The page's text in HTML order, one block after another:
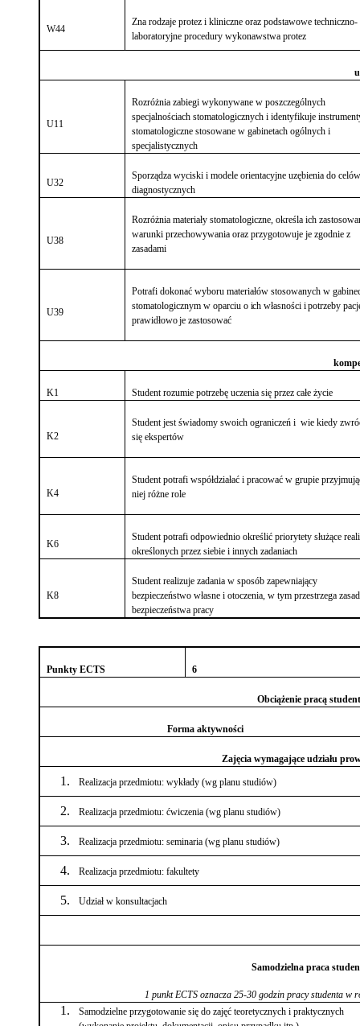
W44
Zna rodzaje protez i kliniczne oraz podstawowe techniczno-
laboratoryjne procedury wykonawstwa protez
U11
Rozróżnia zabiegi wykonywane w poszczególnych
specjalnościach stomatologicznych i identyfikuje
stomatologiczne stosowane w gabinetach ogólnych i
specjalistycznych
U32
Sporządza wyciski i modele orientacyjne uzębienia do
diagnostycznych
U38
Rozróżnia materiały stomatologiczne, określa ich
warunki przechowywania oraz przygotowuje je zgodnie z
zasadami
U39
Potrafi dokonać wyborumateriałów stosowanych w
stomatologicznym woparciu o ich własności i potrzeby
prawidłowo je zastosować
K1 Student rozumie potrzebę uczenia się przez całe życie
K2
Student jest świadomy swoich ograniczeń i wie kiedy
się ekspertów
K4
Student potrafi współdziałać i pracować w grupie
niej różne role
K6
Student potrafi odpowiednio określić priorytety służące
określonych przez siebie i innych zadaniach
K8
Student realizuje zadania w sposób zapewniający
bezpieczeństwo własne i otoczenia, w tym przestrzega zasad
bezpieczeństwa pracy
Punkty ECTS 6
Obciążenie pracą
Forma aktywności
Zajęcia wymagające udziału
Realizacja przedmiotu: wykłady (wg planu studiów)
Realizacja przedmiotu: ćwiczenia (wg planu studiów)
Realizacja przedmiotu: seminaria (wg planu studiów)
Realizacja przedmiotu: fakultety
Udział w konsultacjach
Samodzielna praca
1 punkt ECTS oznacza 25-30 godzin pracy studenta w
Samodzielne przygotowanie się do zajęć teoretycznych i praktycznych